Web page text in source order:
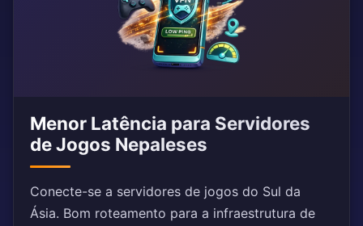
Menor Latência para Servidores
de Jogos Nepaleses
Conecte-se a servidores de jogos do Sul da
Ásia. Bom roteamento para a infraestrutura de